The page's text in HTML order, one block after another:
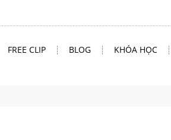
FREE CLIP BLOG KHÓA HỌC